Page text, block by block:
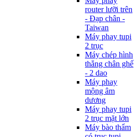
router lưỡi trên
- Đạp chân -
Taiwan
Máy phay tupi
2 trục
Máy chép hình
thẳng chân ghế
- 2 dao
Máy phay
mộng âm
dương
Máy phay tupi
2 trục mặt lớn
Máy bào thẩm